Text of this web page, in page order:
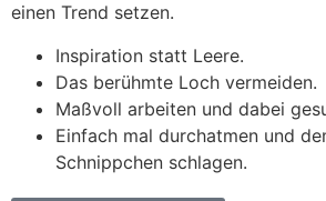
einen Trend setzen.
Inspiration statt Leere.
Das berühmte Loch vermeiden.
Maßvoll arbeiten und dabei
Einfach mal durchatmen und
Schnippchen schlagen.